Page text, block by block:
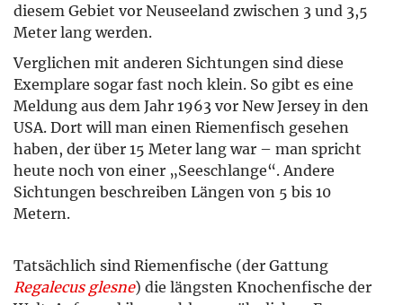
diesem Gebiet vor Neuseeland zwischen 3 und 3,5
Meter lang werden.
Verglichen mit anderen Sichtungen sind diese
Exemplare sogar fast noch klein. So gibt es eine
Meldung aus dem Jahr 1963 vor New Jersey in den
USA. Dort will man einen Riemenfisch gesehen
haben, der über 15 Meter lang war – man spricht
heute noch von einer „Seeschlange“. Andere
Sichtungen beschreiben Längen von 5 bis 10
Metern.
Tatsächlich sind Riemenfische (der Gattung
Regalecus glesne) die längsten Knochenfische der